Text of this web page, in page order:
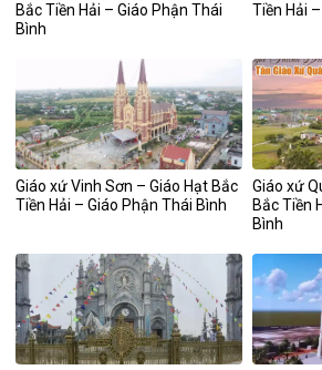
Bắc Tiền Hải – Giáo Phận Thái
Bình
Tiền Hải
Giáo xứ Vinh Sơn – Giáo Hạt Bắc
Tiền Hải – Giáo Phận Thái Bình
Giáo xứ
Bắc Tiền
Bình